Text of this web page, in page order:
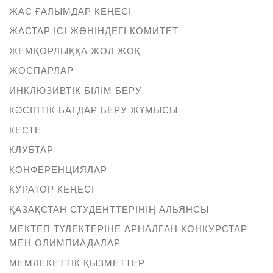
ЖАС ҒАЛЫМДАР КЕҢЕСІ
ЖАСТАР ІСІ ЖӨНІНДЕГІ КОМИТЕТ
ЖЕМҚОРЛЫҚҚА ЖОЛ ЖОҚ
ЖОСПАРЛАР
ИНКЛЮЗИВТІК БІЛІМ БЕРУ
КӘСІПТІК БАҒДАР БЕРУ ЖҰМЫСЫ
КЕСТЕ
КЛУБТАР
КОНФЕРЕНЦИЯЛАР
КУРАТОР КЕҢЕСІ
ҚАЗАҚСТАН СТУДЕНТТЕРІНІҢ АЛЬЯНСЫ
МЕКТЕП ТҮЛЕКТЕРІНЕ АРНАЛҒАН КОНКУРСТАР
МЕН ОЛИМПИАДАЛАР
МЕМЛЕКЕТТІК ҚЫЗМЕТТЕР